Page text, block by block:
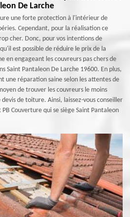
De Larche
une forte protection à l'intérieur de
Cependant, pour la réalisation ce
cher. Donc, pour vos intentions de
est possible de réduire le prix de la
en engageant les couvreurs pas chers de
Saint Pantaleon De Larche 19600. En plus,
une réparation saine selon les attentes de
de trouver les couvreurs le moins
de toiture. Ainsi, laissez-vous conseiller
Couverture qui se siège Saint Pantaleon